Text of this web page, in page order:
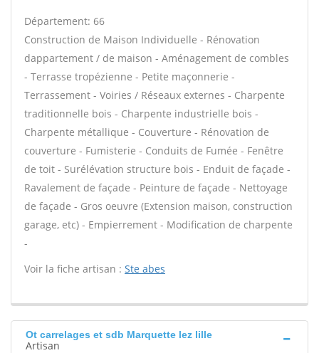
Département: 66
Construction de Maison Individuelle - Rénovation
dappartement / de maison - Aménagement de combles
- Terrasse tropézienne - Petite maçonnerie -
Terrassement - Voiries / Réseaux externes - Charpente
traditionnelle bois - Charpente industrielle bois -
Charpente métallique - Couverture - Rénovation de
couverture - Fumisterie - Conduits de Fumée - Fenêtre
de toit - Surélévation structure bois - Enduit de façade -
Ravalement de façade - Peinture de façade - Nettoyage
de façade - Gros oeuvre (Extension maison, construction
garage, etc) - Empierrement - Modification de charpente
-
Voir la fiche artisan : Ste abes
Ot carrelages et sdb Marquette lez lille
Artisan